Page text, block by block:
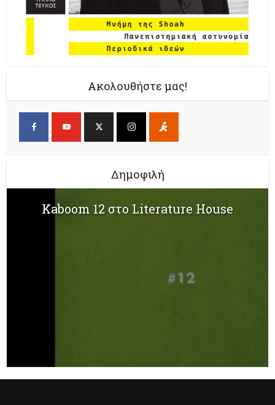
Ακολουθήστε μας!
Δημοφιλή
Kaboom 12 στο Literature House